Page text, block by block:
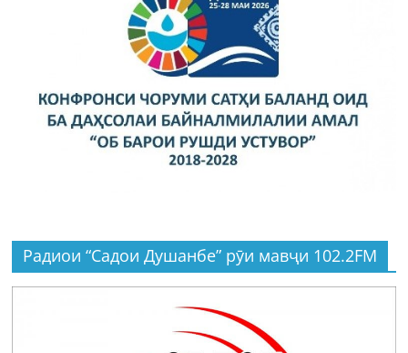
Радиои “Садои Душанбе” рӯи мавҷи 102.2FM